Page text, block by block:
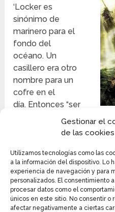
Gestionar el
de las cookies
Utilizamos tecnologías como las
a la información del dispositivo. Lo
experiencia de navegación y para
personalizados. El consentimiento
procesar datos como el
únicos en este sitio. No consentir
afectar negativamente a ciertas
‘Locker es
sinónimo de
marinero para el
fondo del
océano. Un
casillero era otro
nombre para un
cofre en el
día. Entonces “ser
enviado al casillero de
realidad morir en el mar.
En algunas historias,
a malvados y malvados
el mar y tuvieron que
allí.